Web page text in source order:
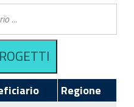
Regione